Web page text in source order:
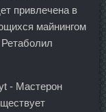
привлечена в
майнингом
- Мастерон